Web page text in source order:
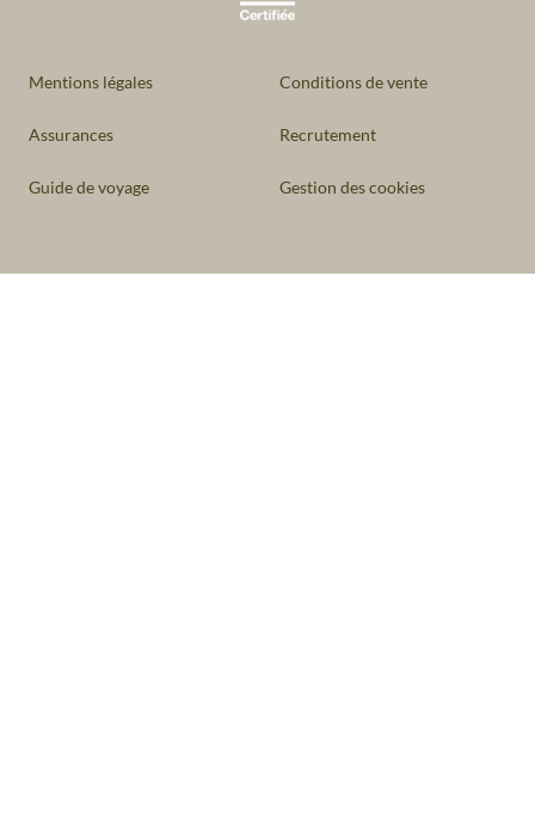
Mentions légales Conditions de vente
Assurances Recrutement
Guide de voyage Gestion des cookies